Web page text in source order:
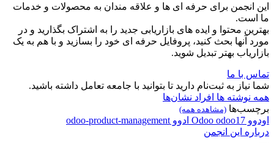
این انجمن برای حرفه ای ها و علاقه مندان به محصولات و خدمات
ما است.
بهترین محتوا و ایده های بازاریابی جدید را به اشتراک بگذارید و در
مورد آنها بحث کنید، پروفایل حرفه ای خود را بسازید و با هم به یک
بازاریاب بهتر تبدیل شوید.
تماس با ما
شما نیاز به ثبت‌نام دارید تا بتوانید با جامعه تعامل داشته باشید.
همه نوشته ها افراد نشان‌ها
برچسب‌ها (مشاهده همه)
اودوو Odoo odoo17 ادوو odoo-product-management
درباره این انجمن